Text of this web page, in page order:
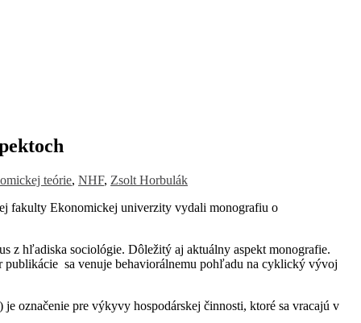
teórie, NHF, Zsolt Horbulák
fakulty Ekonomickej univerzity vydali monografiu o
z hľadiska sociológie. Dôležitý aj aktuálny aspekt monografie.
publikácie sa venuje behaviorálnemu pohľadu na cyklický vývoj
označenie pre výkyvy hospodárskej činnosti, ktoré sa vracajú v